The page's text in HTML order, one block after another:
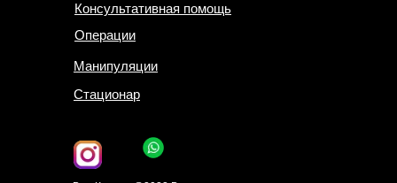
Консультативная помощь
Операции
Манипуляции
Стационар